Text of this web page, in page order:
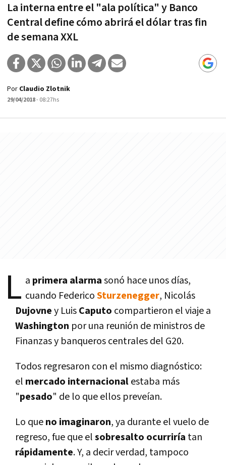
La interna entre el "ala polí­tica" y Banco
Central define cómo abrirá el dólar tras fin
de semana XXL
Por Claudio Zlotnik
29/04/2018- 08:27hs
L a primera alarmasonó hace unos dí­as,
cuando FedericoSturzenegger, Nicolás
Dujovney LuisCaputo compartieron el viaje a
Washington por una reunión de ministros de
Finanzas y banqueros centrales del G20.
Todos regresaron con el mismo diagnóstico:
el mercado internacionalestaba más
"pesado" de lo que ellos preveí­an.
Lo queno imaginaron, ya durante el vuelo de
regreso, fue que elsobresalto ocurrirí­a tan
rápidamente. Y, a decir verdad, tampoco